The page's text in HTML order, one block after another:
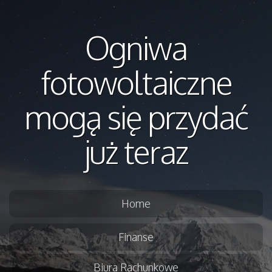
Ogniwa
fotowoltaiczne
mogą się przydać
już teraz
Home
Finanse
Biura Rachunkowe